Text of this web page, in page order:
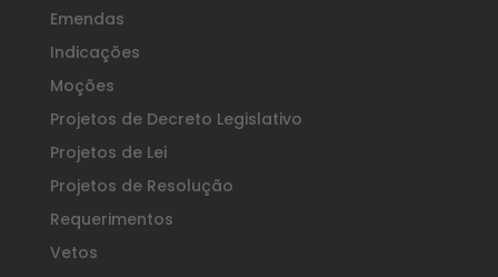
Emendas
Indicações
Moções
Projetos de Decreto Legislativo
Projetos de Lei
Projetos de Resolução
Requerimentos
Vetos